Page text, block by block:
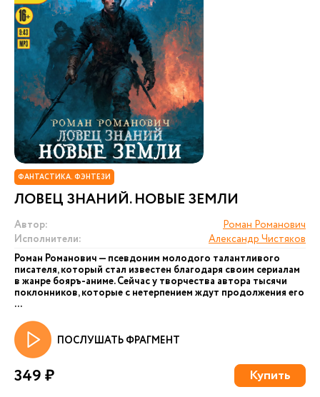
ФАНТАСТИКА. ФЭНТЕЗИ
ЛОВЕЦ ЗНАНИЙ. НОВЫЕ ЗЕМЛИ
Автор:
Роман Романович
Исполнители:
Александр Чистяков
Роман Романович — псевдоним молодого талантливого
писателя, который стал известен благодаря своим сериалам
в жанре бояръ-аниме. Сейчас у творчества автора тысячи
поклонников, которые с нетерпением ждут продолжения его
...
ПОСЛУШАТЬ ФРАГМЕНТ
349 ₽ Купить